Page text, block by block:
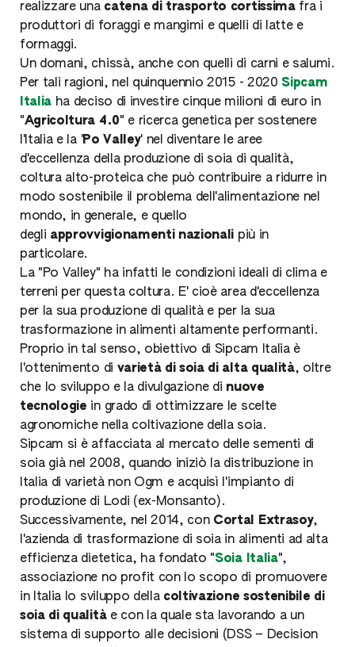
realizzare una catena di trasporto cortissimafra i
produttori di foraggi e mangimi e quelli di latte e
formaggi.
Un domani, chissà, anche con quelli di carni e salumi.
Per tali ragioni, nel quinquennio 2015 - 2020 Sipcam
Italia ha deciso di investire cinque milioni di euro in
"Agricoltura 4.0" e ricerca genetica per sostenere
l'Italia e la 'Po Valley' nel diventare le aree
d'eccellenza della produzione di soia di qualità,
coltura alto-proteica che può contribuire a ridurre in
modo sostenibile il problema dell'alimentazione nel
mondo, in generale, e quello
degli approvvigionamenti nazionali più in
particolare.
La "Po Valley" ha infatti le condizioni ideali di clima e
terreni per questa coltura. E' cioè area d'eccellenza
per la sua produzione di qualità e per la sua
trasformazione in alimenti altamente performanti.
Proprio in tal senso, obiettivo di Sipcam Italia è
l'ottenimento di varietà di soia di alta qualità, oltre
che lo sviluppo e la divulgazione di nuove
tecnologie in grado di ottimizzare le scelte
agronomiche nella coltivazione della soia.
Sipcam si è affacciata al mercato delle sementi di
soia già nel 2008, quando iniziò la distribuzione in
Italia di varietà non Ogm e acquisì l'impianto di
produzione di Lodi (ex-Monsanto).
Successivamente, nel 2014, con Cortal Extrasoy,
l'azienda di trasformazione di soia in alimenti ad alta
efficienza dietetica, ha fondato "Soia Italia",
associazione no profit con lo scopo di promuovere
in Italia lo sviluppo della coltivazione sostenibile di
soia di qualitàe con la quale sta lavorando a un
sistema di supporto alle decisioni (DSS – Decision